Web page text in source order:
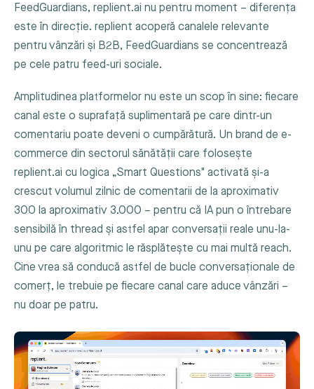
FeedGuardians, replient.ai nu pentru moment – diferența
este în direcție. replient acoperă canalele relevante
pentru vânzări și B2B, FeedGuardians se concentrează
pe cele patru feed-uri sociale.
Amplitudinea platformelor nu este un scop în sine: fiecare
canal este o suprafață suplimentară pe care dintr-un
comentariu poate deveni o cumpărătură. Un brand de e-
commerce din sectorul sănătății care folosește
replient.ai cu logica „Smart Questions" activată și-a
crescut volumul zilnic de comentarii de la aproximativ
300 la aproximativ 3.000 – pentru că IA pun o întrebare
sensibilă în thread și astfel apar conversații reale unu-la-
unu pe care algoritmic le răsplătește cu mai multă reach.
Cine vrea să conducă astfel de bucle conversaționale de
comerț, le trebuie pe fiecare canal care aduce vânzări –
nu doar pe patru.